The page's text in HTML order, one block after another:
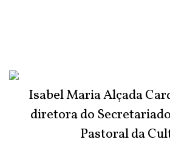
Isabel Maria Alçada
diretora do
Pastoral da